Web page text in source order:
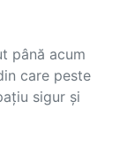
până acum
care peste
sigur și